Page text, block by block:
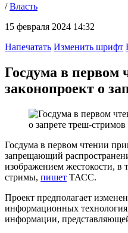
/Власть
15 февраля 2024 14:32
Напечатать Изменить шрифт
Госдума в первом
законопроект о
Госдума в первом чтении
запрещающий
изображением жестокости, в
стримы, пишет ТАСС.
Проект предполагает
информационных
информации,